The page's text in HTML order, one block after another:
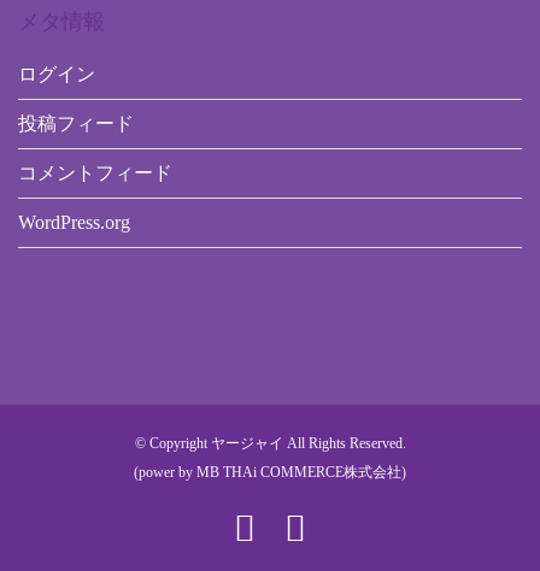
メタ情報
ログイン
投稿フィード
コメントフィード
WordPress.org
© Copyright ヤージャイ All Rights Reserved.
(power by MB THAi COMMERCE株式会社)